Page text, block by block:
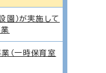
園）が実施して
（一時保育室